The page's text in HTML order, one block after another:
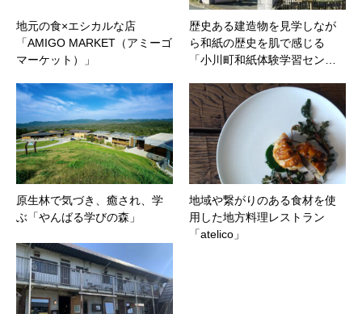
地元の食×エシカルな店
「AMIGO MARKET（アミーゴ
マーケット）」
歴史ある建造物を見学しなが
ら和紙の歴史を肌で感じる
「小川町和紙体験学習セン…
原生林で気づき、癒され、学
ぶ「やんばる学びの森」
地域や繋がりのある食材を使
用した地方料理レストラン
「atelico」